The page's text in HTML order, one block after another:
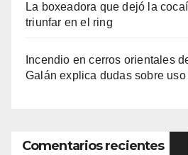
La boxeadora que dejó la
triunfar en el ring​
Incendio en cerros orientales
Galán explica dudas sobre
Comentarios recientes